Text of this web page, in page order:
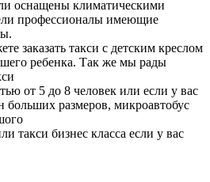
оснащены климатическими
профессионалы имеющие
заказать такси с детским креслом
ребенка. Так же мы рады
от 5 до 8 человек или если у вас
больших размеров, микроавтобус
такси бизнес класса если у вас